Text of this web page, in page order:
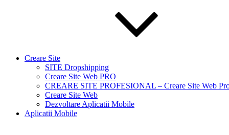
Creare Site
SITE Dropshipping
Creare Site Web PRO
CREARE SITE PROFESIONAL – Creare Site Web
Creare Site Web
Dezvoltare Aplicatii Mobile
Aplicatii Mobile